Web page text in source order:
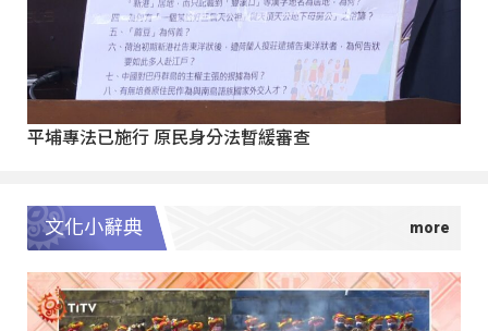
平埔專法已施行 原民身分法暫緩審查
文化小辭典